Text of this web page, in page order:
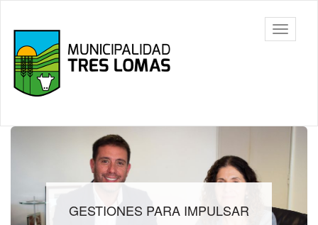
contenido
principal
Tres
Lomas
barra
Contenido
principal
GESTIONES PARA IMPULSAR